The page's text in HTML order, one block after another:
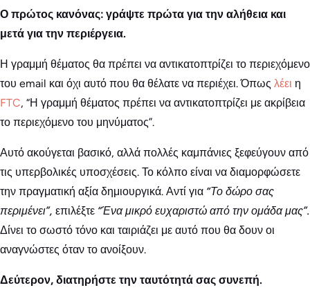
Ο πρώτος κανόνας: γράψτε πρώτα για την αλήθεια και
μετά για την περιέργεια.
Η γραμμή θέματος θα πρέπει να αντικατοπτρίζει το περιεχόμενο
του email και όχι αυτό που θα θέλατε να περιέχει. Όπως λέει η
FTC, “Η γραμμή θέματος πρέπει να αντικατοπτρίζει με ακρίβεια
το περιεχόμενο του μηνύματος”.
Αυτό ακούγεται βασικό, αλλά πολλές καμπάνιες ξεφεύγουν από
τις υπερβολικές υποσχέσεις. Το κόλπο είναι να διαμορφώσετε
την πραγματική αξία δημιουργικά. Αντί για “Το δώρο σας
περιμένει”, επιλέξτε “Ένα μικρό ευχαριστώ από την ομάδα μας”.
Δίνει το σωστό τόνο και ταιριάζει με αυτό που θα δουν οι
αναγνώστες όταν το ανοίξουν.
Δεύτερον, διατηρήστε την ταυτότητά σας συνεπή.